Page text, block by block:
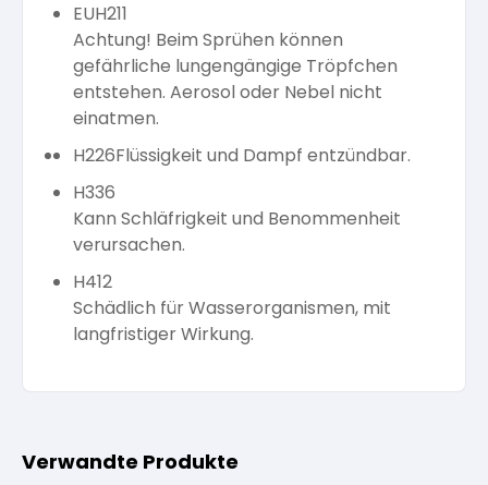
EUH211
Achtung! Beim Sprühen können
gefährliche lungengängige Tröpfchen
entstehen. Aerosol oder Nebel nicht
einatmen.
H226Flüssigkeit und Dampf entzündbar.
H336
Kann Schläfrigkeit und Benommenheit
verursachen.
H412
Schädlich für Wasserorganismen, mit
langfristiger Wirkung.
Verwandte Produkte